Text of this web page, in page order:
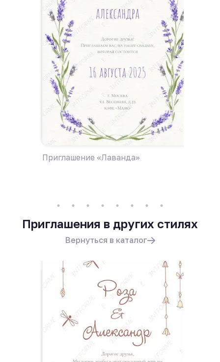
Приглашение «Лаванда»
Приглашения в других стилях
Вернуться в каталог